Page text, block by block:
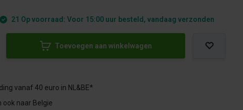
21 Op voorraad: Voor 15:00 uur besteld, vandaag verzonden
Toevoegen aan winkelwagen
vanaf 40 euro in NL&BE*
ook naar Belgie